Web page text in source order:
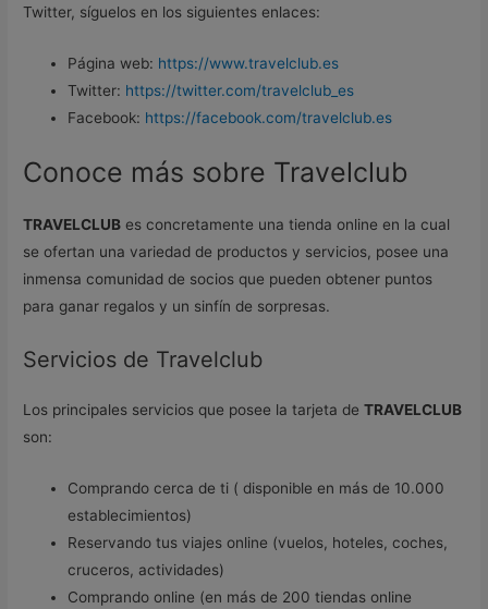
Twitter, síguelos en los siguientes enlaces:
Página web: https://www.travelclub.es
Twitter: https://twitter.com/travelclub_es
Facebook: https://facebook.com/travelclub.es
Conoce más sobre Travelclub
TRAVELCLUB es concretamente una tienda online en la cual
se ofertan una variedad de productos y servicios, posee una
inmensa comunidad de socios que pueden obtener puntos
para ganar regalos y un sinfín de sorpresas.
Servicios de Travelclub
Los principales servicios que posee la tarjeta deTRAVELCLUB
son:
Comprando cerca de ti ( disponible en más de 10.000
establecimientos)
Reservando tus viajes online (vuelos, hoteles, coches,
cruceros, actividades)
Comprando online (en más de 200 tiendas online